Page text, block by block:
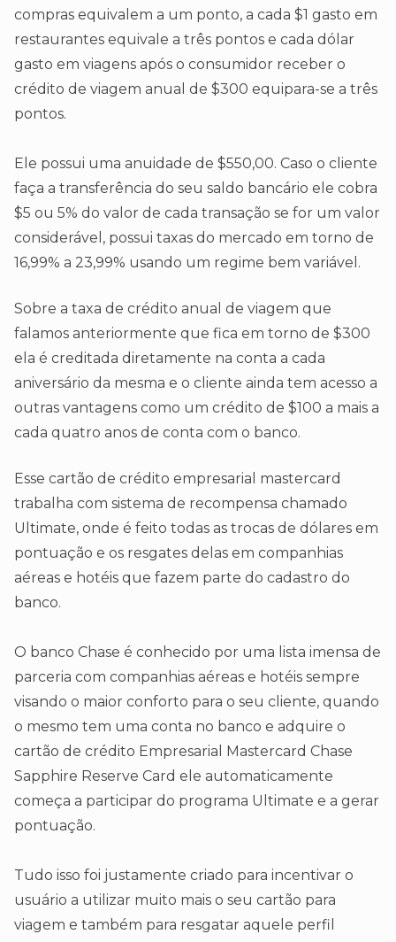
compras equivalem a um ponto, a cada $1 gasto em
restaurantes equivale a três pontos e cada dólar
gasto em viagens após o consumidor receber o
crédito de viagem anual de $300 equipara-se a três
pontos.
Ele possui uma anuidade de $550,00. Caso o cliente
faça a transferência do seu saldo bancário ele cobra
$5 ou 5% do valor de cada transação se for um valor
considerável, possui taxas do mercado em torno de
16,99% a 23,99% usando um regime bem variável.
Sobre a taxa de crédito anual de viagem que
falamos anteriormente que fica em torno de $300
ela é creditada diretamente na conta a cada
aniversário da mesma e o cliente ainda tem acesso a
outras vantagens como um crédito de $100 a mais a
cada quatro anos de conta com o banco.
Esse cartão de crédito empresarial mastercard
trabalha com sistema de recompensa chamado
Ultimate, onde é feito todas as trocas de dólares em
pontuação e os resgates delas em companhias
aéreas e hotéis que fazem parte do cadastro do
banco.
O banco Chase é conhecido por uma lista imensa de
parceria com companhias aéreas e hotéis sempre
visando o maior conforto para o seu cliente, quando
o mesmo tem uma conta no banco e adquire o
cartão de crédito Empresarial Mastercard Chase
Sapphire Reserve Card ele automaticamente
começa a participar do programa Ultimate e a gerar
pontuação.
Tudo isso foi justamente criado para incentivar o
usuário a utilizar muito mais o seu cartão para
viagem e também para resgatar aquele perfil